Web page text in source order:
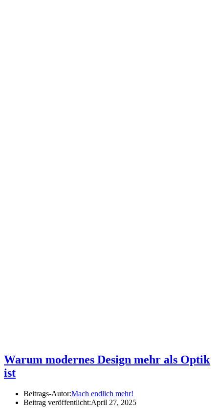
Warum modernes Design mehr als Optik
ist
Beitrags-Autor:Mach endlich mehr!
Beitrag veröffentlicht:April 27, 2025